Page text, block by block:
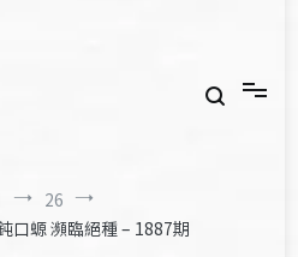
26
口螈 瀕臨絕種 – 1887期